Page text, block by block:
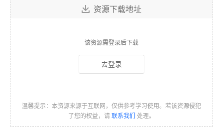
资源下载地址
该资源需登录后下载
去登录
温馨提示：本资源来源于互联网，仅供参考学习使用。若该资源侵犯
了您的权益，请 联系我们 处理。